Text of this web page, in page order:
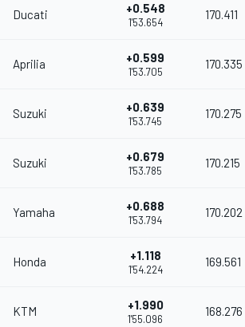
Ducati +0.548
1'53.654
170.411
Aprilia +0.599
1'53.705
170.335
Suzuki +0.639
1'53.745
170.275
Suzuki +0.679
1'53.785
170.215
Yamaha +0.688
1'53.794
170.202
Honda +1.118
1'54.224
169.561
KTM +1.990
1'55.096
168.276